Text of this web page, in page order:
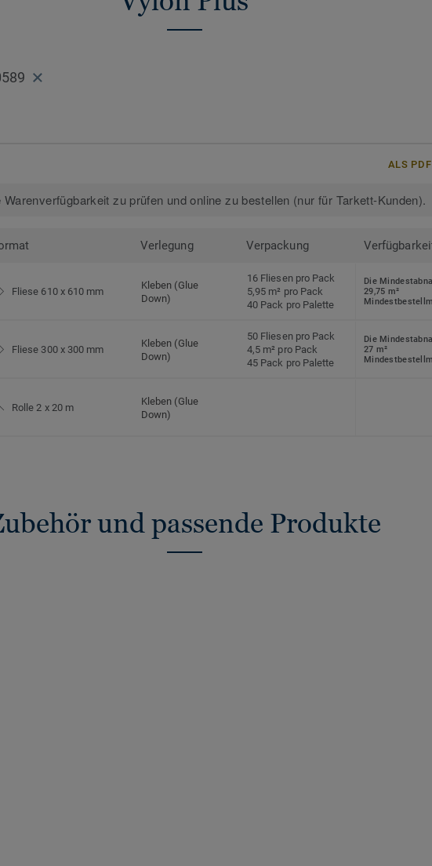
ALS
Warenverfügbarkeit zu prüfen und online zu bestellen (nur für Tarkett-Kunden).
Verlegung Verpackung
Fliese 610 x 610 mm
Kleben (Glue
Down)
16 Fliesen pro Pack
5,95 m² pro Pack
40 Pack pro Palette
Die
29,75 m²
Fliese 300 x 300 mm
Kleben (Glue
Down)
50 Fliesen pro Pack
4,5 m² pro Pack
45 Pack pro Palette
Die
27 m²
Rolle 2 x 20 m
Kleben (Glue
Down)
und passende Produkte